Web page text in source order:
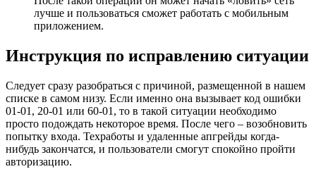
лучше и пользоваться сможет работать с мобильным
приложением.
Инструкция по исправлению ситуации
Следует сразу разобраться с причиной, размещенной в нашем
списке в самом низу. Если именно она вызывает код ошибки
01-01, 20-01 или 60-01, то в такой ситуации необходимо
просто подождать некоторое время. После чего – возобновить
попытку входа. Техработы и удаленные апгрейды когда-
нибудь закончатся, и пользователи смогут спокойно пройти
авторизацию.